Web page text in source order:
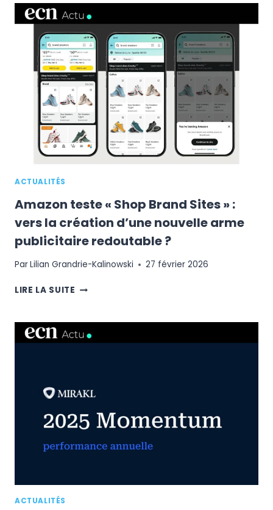
ARRIVE
EN
EUROPE
:
COMMENT
GÉRER
VOS
DEVISES
DEPUIS
SELLER
CENTRAL
ACTUALITÉS
Amazon teste « Shop Brand Sites » :
vers la création d’une nouvelle arme
publicitaire redoutable ?
ParLilian Grandrie-Kalinowski 27 février 2026
LIRE LA SUITE AMAZON
BRAND
SITES »
CRÉATION
NOUVELLE
ARME
PUBLICITAIRE
REDOUTABLE
ACTUALITÉS